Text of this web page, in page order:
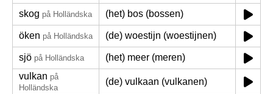
skog på Holländska (het) bos (bossen)
öken på Holländska (de) woestijn (woestijnen)
sjö på Holländska
(het) meer (meren)
vulkan på
Holländska
(de) vulkaan (vulkanen)